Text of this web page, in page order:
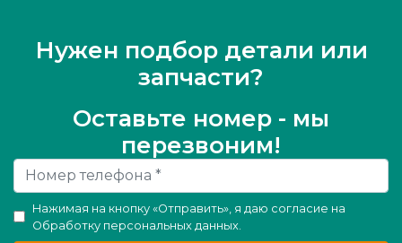
Нужен подбор детали или
запчасти?
Оставьте номер - мы
перезвоним!
Нажимая на кнопку «Отправить», я даю согласие на
Обработку персональных данных